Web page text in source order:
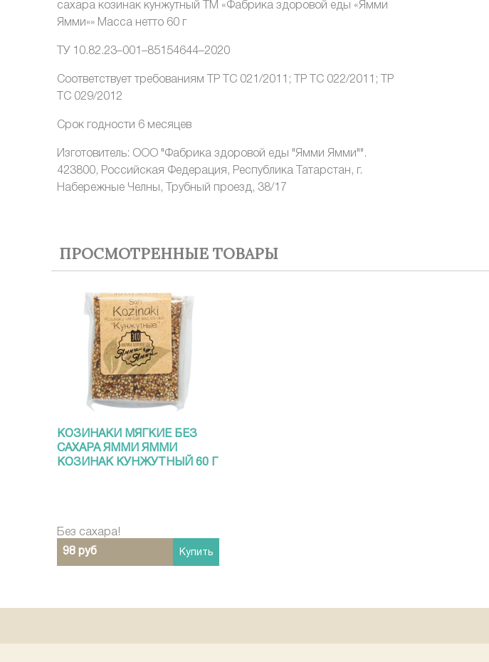
сахара козинак кунжутный ТМ «Фабрика здоровой еды «Ямми
Ямми»» Масса нетто 60 г
ТУ 10.82.23–001–85154644–2020
Соответствует требованиям ТР ТС 021/2011; ТР ТС 022/2011; ТР
ТС 029/2012
Срок годности 6 месяцев
Изготовитель: ООО "Фабрика здоровой еды "Ямми Ямми"".
423800, Российская Федерация, Республика Татарстан, г.
Набережные Челны, Трубный проезд, 38/17
ПРОСМОТРЕННЫЕ ТОВАРЫ
КОЗИНАКИ МЯГКИЕ БЕЗ
САХАРА ЯММИ ЯММИ
КОЗИНАК КУНЖУТНЫЙ 60 Г
Без сахара!
98 руб
Купить